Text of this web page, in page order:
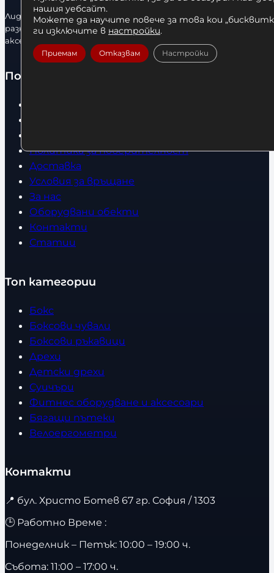
Лидерфитнес е водещ вносител и представител на голямо
разнообразие от бойна екипировка, фитнес уреди и
аксесоари.
Полезно
Политика за поверителност
Доставка
Условия за връщане
За нас
Оборудвани обекти
Контакти
Статии
Топ категории
Бокс
Боксови чували
Боксови ръкавици
Дрехи
Детски дрехи
Суичъри
Фитнес оборудване и аксесоари
Бягащи пътеки
Велоергометри
Контакти
📍 бул. Христо Ботев 67 гр. София / 1303
🕒 Работно Време :
Понеделник – Петък: 10:00 – 19:00 ч.
Събота: 11:00 – 17:00 ч.
нашия уебсайт.
Можете да научите повече за това кои
ги изключите в настройки.
Приемам Отказвам Настройки